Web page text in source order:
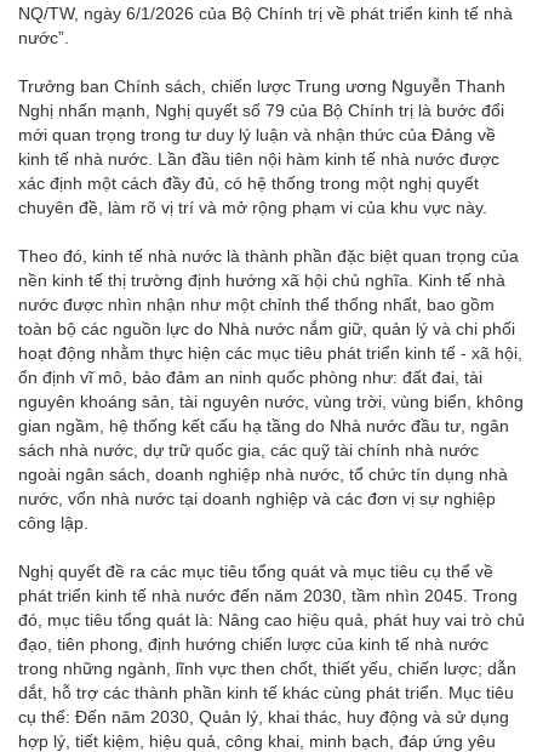
NQ/TW, ngày 6/1/2026 của Bộ Chính trị về phát triển kinh tế nhà
nước”.
Trưởng ban Chính sách, chiến lược Trung ương Nguyễn Thanh
Nghị nhấn mạnh, Nghị quyết số 79 của Bộ Chính trị là bước đổi
mới quan trọng trong tư duy lý luận và nhận thức của Đảng về
kinh tế nhà nước. Lần đầu tiên nội hàm kinh tế nhà nước được
xác định một cách đầy đủ, có hệ thống trong một nghị quyết
chuyên đề, làm rõ vị trí và mở rộng phạm vi của khu vực này.
Theo đó, kinh tế nhà nước là thành phần đặc biệt quan trọng của
nền kinh tế thị trường định hướng xã hội chủ nghĩa. Kinh tế nhà
nước được nhìn nhận như một chỉnh thể thống nhất, bao gồm
toàn bộ các nguồn lực do Nhà nước nắm giữ, quản lý và chi phối
hoạt động nhằm thực hiện các mục tiêu phát triển kinh tế - xã hội,
ổn định vĩ mô, bảo đảm an ninh quốc phòng như: đất đai, tài
nguyên khoáng sản, tài nguyên nước, vùng trời, vùng biển, không
gian ngầm, hệ thống kết cấu hạ tầng do Nhà nước đầu tư, ngân
sách nhà nước, dự trữ quốc gia, các quỹ tài chính nhà nước
ngoài ngân sách, doanh nghiệp nhà nước, tổ chức tín dụng nhà
nước, vốn nhà nước tại doanh nghiệp và các đơn vị sự nghiệp
công lập.
Nghị quyết đề ra các mục tiêu tổng quát và mục tiêu cụ thể về
phát triển kinh tế nhà nước đến năm 2030, tầm nhìn 2045. Trong
đó, mục tiêu tổng quát là: Nâng cao hiệu quả, phát huy vai trò chủ
đạo, tiên phong, định hướng chiến lược của kinh tế nhà nước
trong những ngành, lĩnh vực then chốt, thiết yếu, chiến lược; dẫn
dắt, hỗ trợ các thành phần kinh tế khác cùng phát triển. Mục tiêu
cụ thể: Đến năm 2030, Quản lý, khai thác, huy động và sử dụng
hợp lý, tiết kiệm, hiệu quả, công khai, minh bạch, đáp ứng yêu